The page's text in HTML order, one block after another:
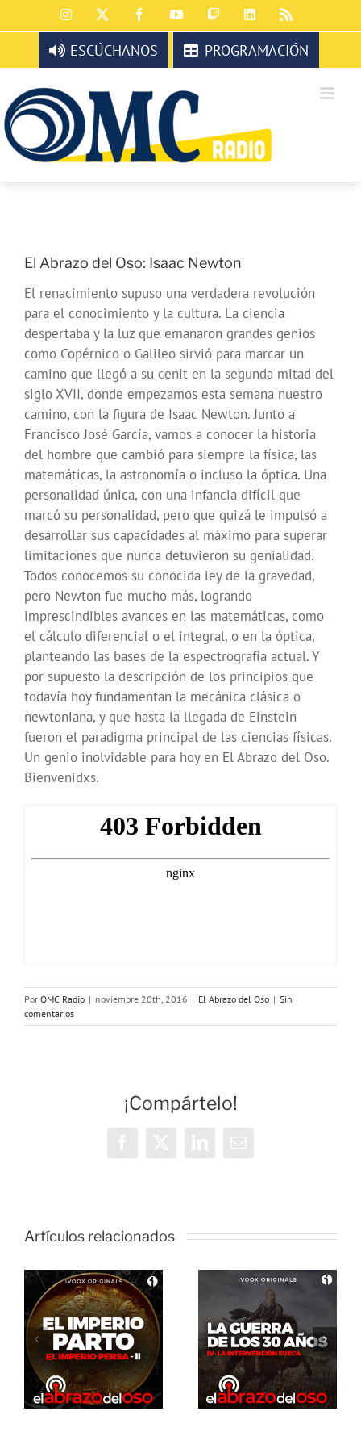
al
contenido
Instagram FacebookYouTubeTwitchLinkedIn
ESCÚCHANOS PROGRAMACIÓN
El Abrazo del Oso: Isaac Newton
El renacimiento supuso una verdadera revolución
para el conocimiento y la cultura. La ciencia
despertaba y la luz que emanaron grandes genios
como Copérnico o Galileo sirvió para marcar un
camino que llegó a su cenit en la segunda mitad del
siglo XVII, donde empezamos esta semana nuestro
camino, con la figura de Isaac Newton. Junto a
Francisco José García, vamos a conocer la historia
del hombre que cambió para siempre la física, las
matemáticas, la astronomía o incluso la óptica. Una
personalidad única, con una infancia difícil que
marcó su personalidad, pero que quizá le impulsó a
desarrollar sus capacidades al máximo para superar
limitaciones que nunca detuvieron su genialidad.
Todos conocemos su conocida ley de la gravedad,
pero Newton fue mucho más, logrando
imprescindibles avances en las matemáticas, como
el cálculo diferencial o el integral, o en la óptica,
planteando las bases de la espectrografía actual. Y
por supuesto la descripción de los principios que
todavía hoy fundamentan la mecánica clásica o
newtoniana, y que hasta la llegada de Einstein
fueron el paradigma principal de las ciencias físicas.
Un genio inolvidable para hoy en El Abrazo del Oso.
Bienvenidxs.
Por OMC Radio | noviembre 20th, 2016 | El Abrazo del Oso | Sin
comentarios
¡Compártelo!
Artículos relacionados
El Abrazo
del Oso. La
guerra de
los 30 años:
La
intervención
El Abrazo
del Oso.
Dinosaurios
Live Stream